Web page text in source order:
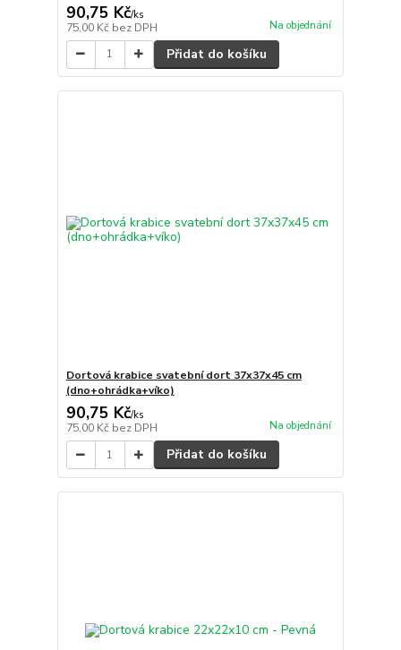
90,75 Kč/ks
75,00 Kč bez DPH Na objednání
Přidat do košíku
Dortová krabice svatební dort 37x37x45 cm
(dno+ohrádka+víko)
90,75 Kč/ks
75,00 Kč bez DPH Na objednání
Přidat do košíku